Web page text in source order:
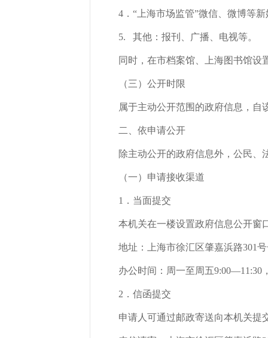
4．“上海市场监管”微信、微博等新
5. 其他：报刊、广播、电视等。
同时，在市档案馆、上海图书馆设
（三）公开时限
属于主动公开范围的政府信息，自该
二、依申请公开
除主动公开的政府信息外，公民、
（一）申请接收渠道
1．当面提交
本机关在一楼设置政府信息公开窗
地址：上海市徐汇区肇嘉浜路301号
办公时间：周一至周五9:00—11:30，
2．信函提交
申请人可通过邮政寄送向本机关提